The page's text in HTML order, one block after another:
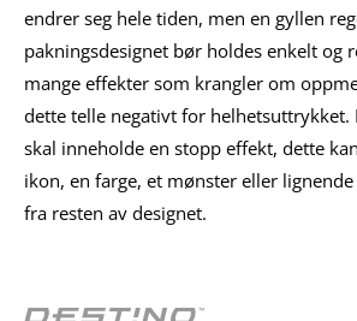
endrer seg hele tiden, men en gyllen
pakningsdesignet bør holdes enkelt og
mange effekter som krangler om
dette telle negativt for helhetsuttrykket.
skal inneholde en stopp effekt, dette
ikon, en farge, et mønster eller
fra resten av designet.